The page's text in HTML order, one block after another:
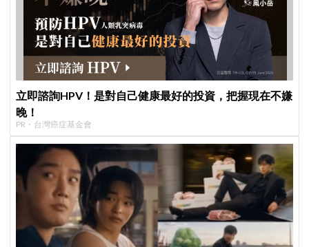
立即諮詢HPV！是對自己健康最好的投資，把握現在不嫌
晚！
PR・台灣癌症基金會